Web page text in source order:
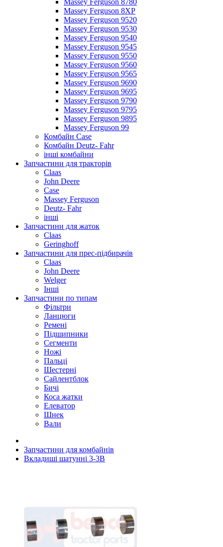
Massey Ferguson 8780
Massey Ferguson 8XP
Massey Ferguson 9520
Massey Ferguson 9530
Massey Ferguson 9540
Massey Ferguson 9545
Massey Ferguson 9550
Massey Ferguson 9560
Massey Ferguson 9565
Massey Ferguson 9690
Massey Ferguson 9695
Massey Ferguson 9790
Massey Ferguson 9795
Massey Ferguson 9895
Massey Ferguson 99
Комбайн Case
Комбайн Deutz- Fahr
інші комбайни
Запчастини для тракторів
Claas
John Deere
Case
Massey Ferguson
Deutz- Fahr
інші
Запчастини для жаток
Claas
Geringhoff
Запчастини для прес-підбирачів
Claas
John Deere
Welger
Інші
Запчастини по типам
Фільтри
Ланцюги
Ремені
Підшипники
Сегменти
Ножі
Пальці
Шестерні
Сайлентблок
Бичі
Коса жатки
Елеватор
Шнек
Вали
Запчастини для комбайнів
Вкладиші шатунні 3-3B